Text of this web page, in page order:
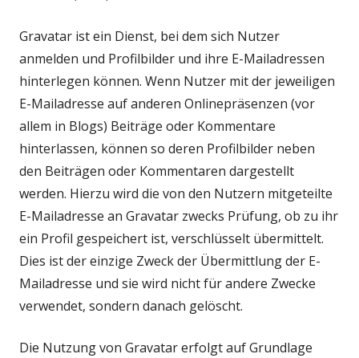
Gravatar ist ein Dienst, bei dem sich Nutzer
anmelden und Profilbilder und ihre E-Mailadressen
hinterlegen können. Wenn Nutzer mit der jeweiligen
E-Mailadresse auf anderen Onlinepräsenzen (vor
allem in Blogs) Beiträge oder Kommentare
hinterlassen, können so deren Profilbilder neben
den Beiträgen oder Kommentaren dargestellt
werden. Hierzu wird die von den Nutzern mitgeteilte
E-Mailadresse an Gravatar zwecks Prüfung, ob zu ihr
ein Profil gespeichert ist, verschlüsselt übermittelt.
Dies ist der einzige Zweck der Übermittlung der E-
Mailadresse und sie wird nicht für andere Zwecke
verwendet, sondern danach gelöscht.
Die Nutzung von Gravatar erfolgt auf Grundlage